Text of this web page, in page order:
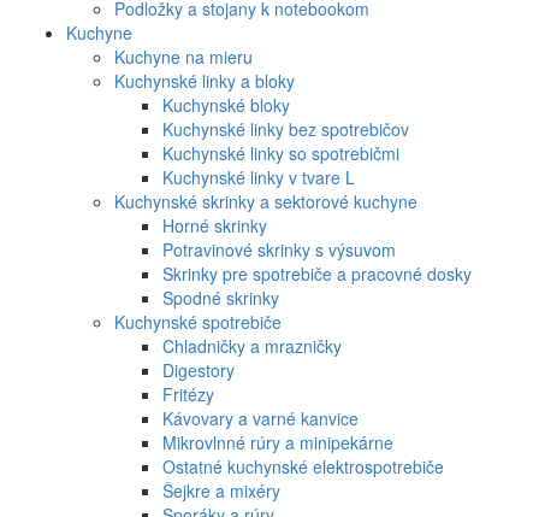
Podložky a stojany k notebookom
Kuchyne
Kuchyne na mieru
Kuchynské linky a bloky
Kuchynské bloky
Kuchynské linky bez spotrebičov
Kuchynské linky so spotrebičmi
Kuchynské linky v tvare L
Kuchynské skrinky a sektorové kuchyne
Horné skrinky
Potravinové skrinky s výsuvom
Skrinky pre spotrebiče a pracovné dosky
Spodné skrinky
Kuchynské spotrebiče
Chladničky a mrazničky
Digestory
Fritézy
Kávovary a varné kanvice
Mikrovlnné rúry a minipekárne
Ostatné kuchynské elektrospotrebiče
Šejkre a mixéry